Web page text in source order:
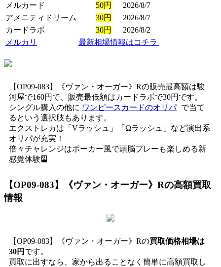
メルカード
50円
2026/8/7
アメニティドリーム
30円
2026/8/7
カードラボ
30円
2026/8/2
メルカリ
最新相場情報はコチラ
【OP09-083】《ヴァン・オーガー》Rの販売最高額は駿
河屋で160円で、販売最低額はカードラボで30円です。
シングル購入の他に ワンピースカードのオリパ で当て
るという選択肢もあります。
エクストレカは「Vラッシュ」「Ωラッシュ」など演出系
オリパが充実！
倍々チャレンジはポーカー風で頭脳プレーも楽しめる新
感覚体験🎴
【OP09-083】《ヴァン・オーガー》Rの高額買取
情報
【OP09-083】《ヴァン・オーガー》Rの買取価格相場は
30円 です。
買取に出すなら、家から出ることなく簡単に高額買取し